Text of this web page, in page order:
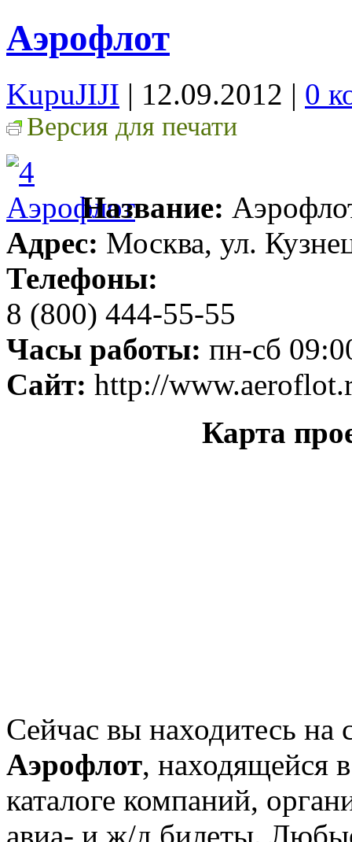
Аэрофлот
KupuJIJI | 12.09.2012 | 0
Версия для печати
Название:
Адрес: Москва, ул.
Телефоны:
8 (800) 444-55-55
Часы работы: пн-сб
Сайт: http://
Карта
Сейчас вы находитесь на
Аэрофлот, находящейся
каталоге компаний,
авиа- и ж/д билеты.